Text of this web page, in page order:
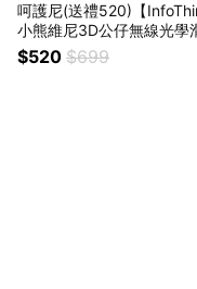
呵護尼(送禮520)【
小熊維尼3D公仔無線光學
(快速出貨)
$520 $699